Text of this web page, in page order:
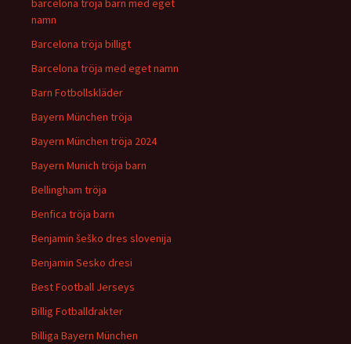
barcelona tröja barn med eget
namn
Barcelona tröja billigt
Barcelona tröja med eget namn
Barn Fotbollskläder
Bayern München tröja
Bayern München tröja 2024
Bayern Munich tröja barn
Bellingham tröja
Benfica tröja barn
Benjamin šeško dres slovenija
Benjamin Sesko dresi
Best Football Jerseys
Billig Fotballdrakter
Billiga Bayern München